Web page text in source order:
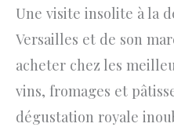
Une visite insolite à la
Versailles et de son
acheter chez les
vins, fromages et
dégustation royale